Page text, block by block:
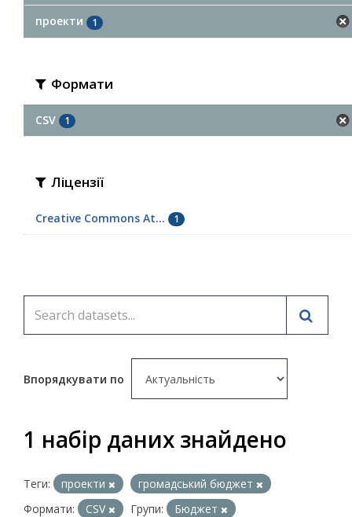
проекти 1
Формати
CSV 1
Ліцензії
Creative Commons At... 1
Впорядкувати по
1 набір даних знайдено
Теги: проекти
громадський бюджет
Формати:
CSV Групи:
Бюджет